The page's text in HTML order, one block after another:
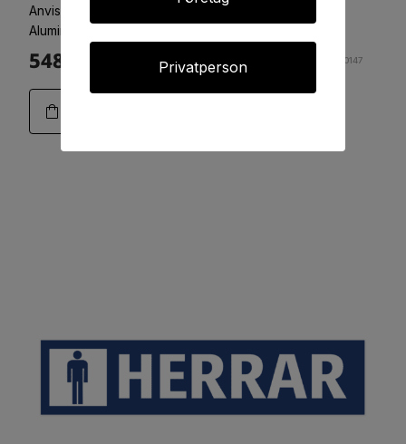
Anvisningsskyltar, 420x594
Aluminium 2mm Plan
548:- Art.20-0147
Privatperson